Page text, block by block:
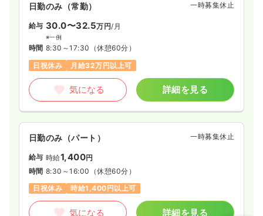
日勤のみ（常勤） 一時募集休止
給与 30.0〜32.5万円/月
※一例
時間 8:30～17:30 （休憩60分）
日祝休み
月給32万円以上可
気になる 詳細を見る
日勤のみ（パート） 一時募集休止
給与 時給1,400円
時間 8:30～16:00 （休憩60分）
日祝休み
時給1,400円以上可
気になる 詳細を見る